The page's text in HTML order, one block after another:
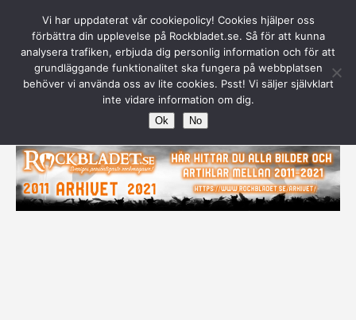
Warning: Attempt to read property "post_parent" on null in
D:\WWWRoot\www\Rockbladet.se\wp-
content\plugins\contexture-page-security\core\queries.php
on line1050
Vi har uppdaterat vår cookiepolicy! Cookies hjälper oss
förbättra din upplevelse på Rockbladet.se. Så för att kunna
analysera trafiken, erbjuda dig personlig information och för att
grundläggande funktionalitet ska fungera på webbplatsen
behöver vi använda oss av lite cookies. Psst! Vi säljer självklart
inte vidare information om dig.
Ok No